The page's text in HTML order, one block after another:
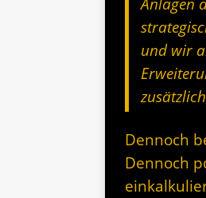
und wir
Dennoch
Dennoch